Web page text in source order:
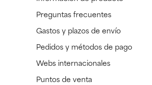
Preguntas frecuentes
Gastos y plazos de envío
Pedidos y métodos de pago
Webs internacionales
Puntos de venta